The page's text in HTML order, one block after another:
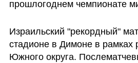
прошлогоднем чемпионате
Израильский "рекордный"
стадионе в Димоне в рамках
Южного округа.